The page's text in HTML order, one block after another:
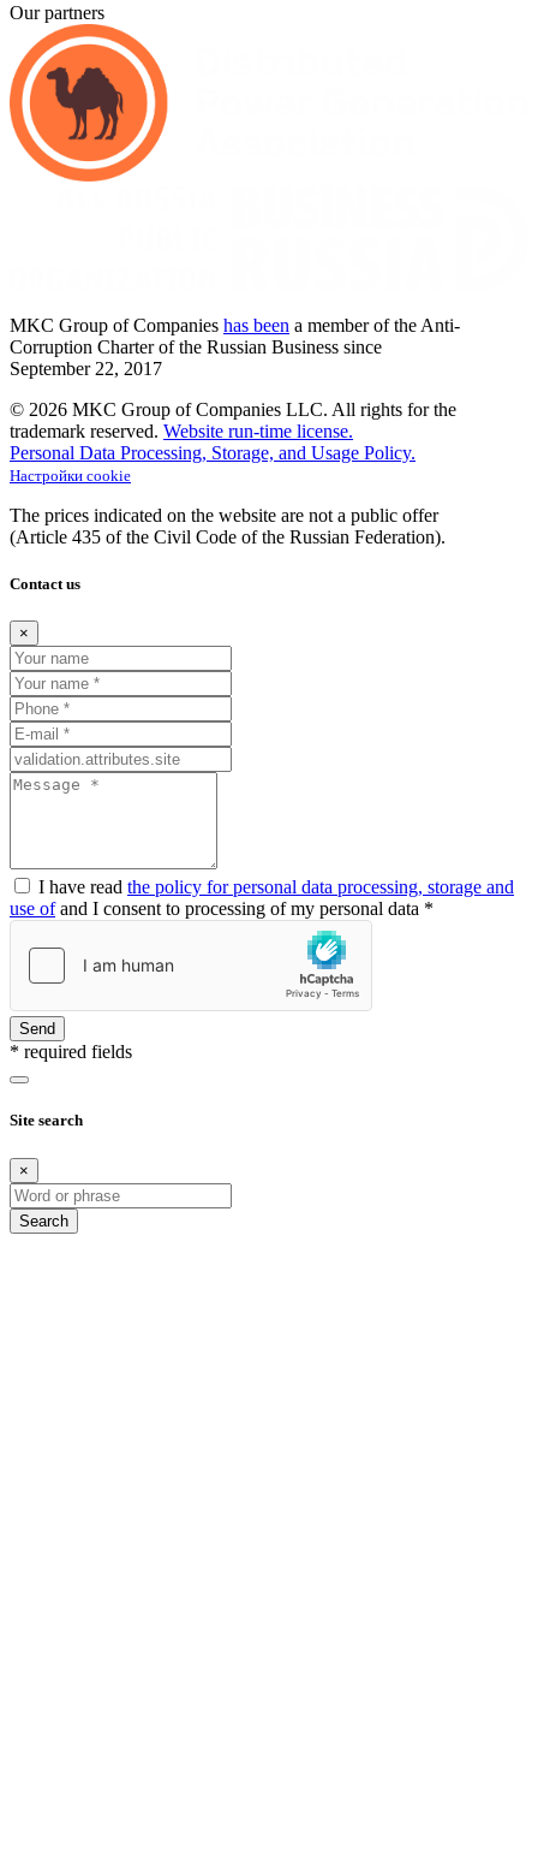
Our partners
MKC Group of Companies has been a member of the Anti-
Corruption Charter of the Russian Business since
September 22, 2017
© 2026 MKC Group of Companies LLC. All rights for the
trademark reserved. Website run-time license.
Personal Data Processing, Storage, and Usage Policy.
Настройки cookie
The prices indicated on the website are not a public offer
(Article 435 of the Civil Code of the Russian Federation).
Contact us
×
I have read the policy for personal data processing, storage and
use ofand I consent to processing of my personal data *
Send
* required fields
Site search
×
Search